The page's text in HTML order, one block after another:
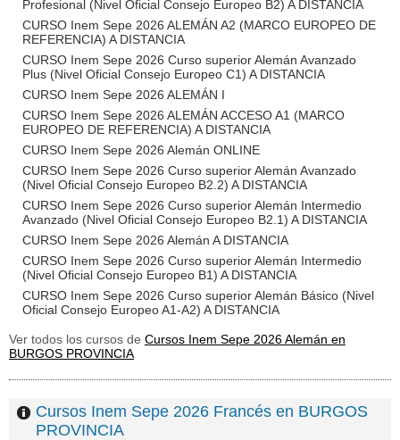
Profesional (Nivel Oficial Consejo Europeo B2) A DISTANCIA
CURSO Inem Sepe 2026 ALEMÁN A2 (MARCO EUROPEO DE
REFERENCIA) A DISTANCIA
CURSO Inem Sepe 2026 Curso superior Alemán Avanzado
Plus (Nivel Oficial Consejo Europeo C1) A DISTANCIA
CURSO Inem Sepe 2026 ALEMÁN I
CURSO Inem Sepe 2026 ALEMÁN ACCESO A1 (MARCO
EUROPEO DE REFERENCIA) A DISTANCIA
CURSO Inem Sepe 2026 Alemán ONLINE
CURSO Inem Sepe 2026 Curso superior Alemán Avanzado
(Nivel Oficial Consejo Europeo B2.2) A DISTANCIA
CURSO Inem Sepe 2026 Curso superior Alemán Intermedio
Avanzado (Nivel Oficial Consejo Europeo B2.1) A DISTANCIA
CURSO Inem Sepe 2026 Alemán A DISTANCIA
CURSO Inem Sepe 2026 Curso superior Alemán Intermedio
(Nivel Oficial Consejo Europeo B1) A DISTANCIA
CURSO Inem Sepe 2026 Curso superior Alemán Básico (Nivel
Oficial Consejo Europeo A1-A2) A DISTANCIA
Ver todos los cursos de Cursos Inem Sepe 2026 Alemán en
BURGOS PROVINCIA
Cursos Inem Sepe 2026 Francés en BURGOS
PROVINCIA